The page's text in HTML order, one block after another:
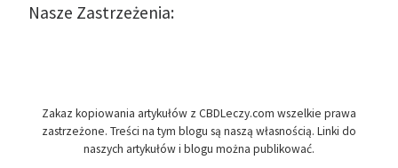
Nasze Zastrzeżenia:
Zakaz kopiowania artykułów z CBDLeczy.com wszelkie prawa
zastrzeżone. Treści na tym blogu są naszą własnością. Linki do
naszych artykułów i blogu można publikować.